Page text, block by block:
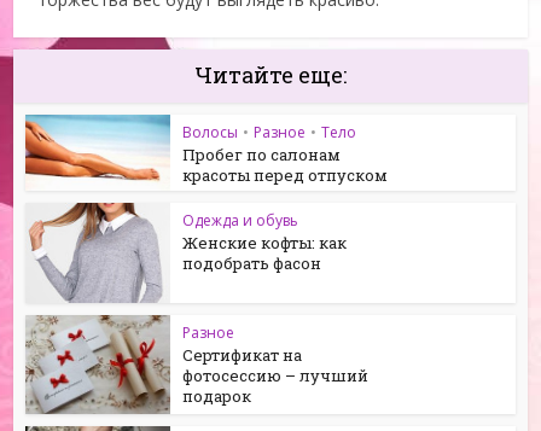
Читайте еще:
Волосы • Разное • Тело
Пробег по салонам
красоты перед отпуском
Одежда и обувь
Женские кофты: как
подобрать фасон
Разное
Сертификат на
фотосессию – лучший
подарок